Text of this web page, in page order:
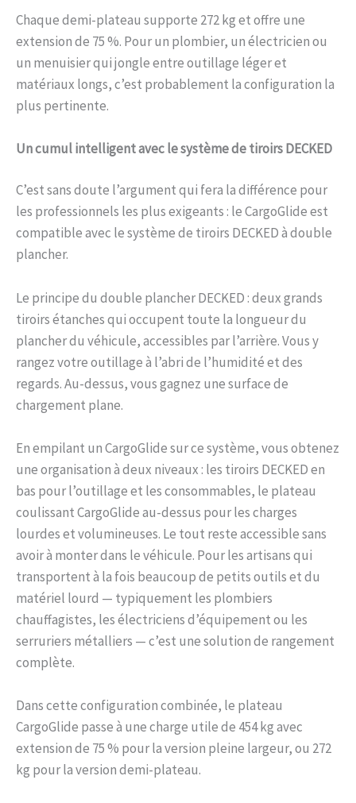
Chaque demi-plateau supporte 272 kg et offre une
extension de 75 %. Pour un plombier, un électricien ou
un menuisier qui jongle entre outillage léger et
matériaux longs, c’est probablement la configuration la
plus pertinente.
Un cumul intelligent avec le système de tiroirs DECKED
C’est sans doute l’argument qui fera la différence pour
les professionnels les plus exigeants : le CargoGlide est
compatible avec le système de tiroirs DECKED à double
plancher.
Le principe du double plancher DECKED : deux grands
tiroirs étanches qui occupent toute la longueur du
plancher du véhicule, accessibles par l’arrière. Vous y
rangez votre outillage à l’abri de l’humidité et des
regards. Au-dessus, vous gagnez une surface de
chargement plane.
En empilant un CargoGlide sur ce système, vous obtenez
une organisation à deux niveaux : les tiroirs DECKED en
bas pour l’outillage et les consommables, le plateau
coulissant CargoGlide au-dessus pour les charges
lourdes et volumineuses. Le tout reste accessible sans
avoir à monter dans le véhicule. Pour les artisans qui
transportent à la fois beaucoup de petits outils et du
matériel lourd — typiquement les plombiers
chauffagistes, les électriciens d’équipement ou les
serruriers métalliers — c’est une solution de rangement
complète.
Dans cette configuration combinée, le plateau
CargoGlide passe à une charge utile de 454 kg avec
extension de 75 % pour la version pleine largeur, ou 272
kg pour la version demi-plateau.